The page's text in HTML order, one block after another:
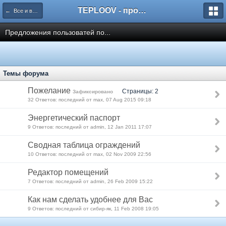
← Все и всё о пакете TEPLOOV TEPLOOV - программный комплекс для расчёта систем отопления и вентиляции
Предложения пользоватей по...
Темы форума
Пожелание Зафиксировано Страницы: 2
32 Ответов: последний от max, 07 Aug 2015 09:18
Энергетический паспорт
9 Ответов: последний от admin, 12 Jan 2011 17:07
Сводная таблица ограждений
10 Ответов: последний от max, 02 Nov 2009 22:56
Редактор помещений
7 Ответов: последний от admin, 26 Feb 2009 15:22
Как нам сделать удобнее для Вас
9 Ответов: последний от сибир-як, 11 Feb 2008 19:05